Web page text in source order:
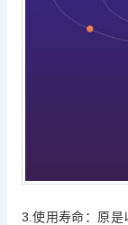
3.使用寿命：原是